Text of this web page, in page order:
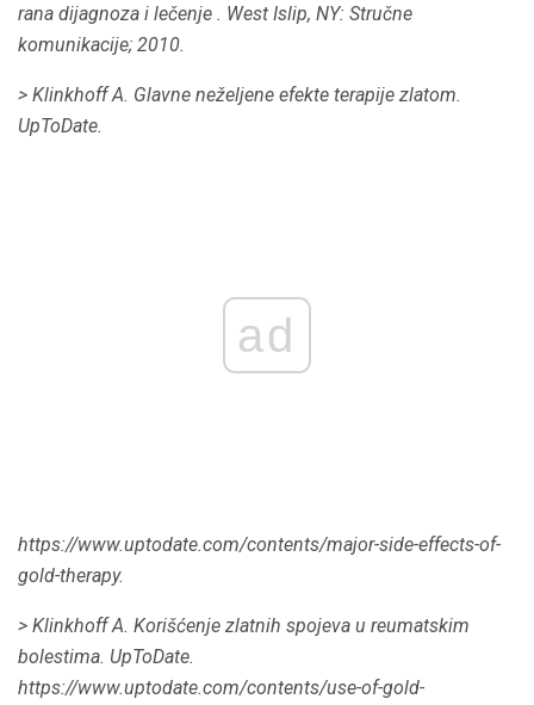
rana dijagnoza i lečenje . West Islip, NY: Stručne
komunikacije; 2010.
> Klinkhoff A. Glavne neželjene efekte terapije zlatom.
UpToDate.
ad
https://www.uptodate.com/contents/major-side-effects-of-
gold-therapy.
> Klinkhoff A. Korišćenje zlatnih spojeva u reumatskim
bolestima. UpToDate.
https://www.uptodate.com/contents/use-of-gold-